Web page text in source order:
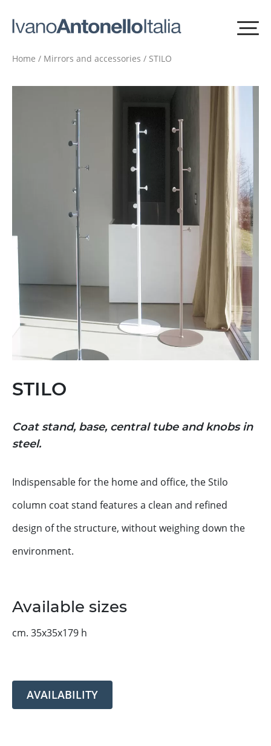
Home / Mirrors and accessories / STILO
STILO
Coat stand, base, central tube and knobsin
steel.
Indispensable for the home and office, the Stilo
column coat stand features a clean and refined
design of the structure, without weighing down the
environment.
Available sizes
cm. 35x35x179 h
AVAILABILITY